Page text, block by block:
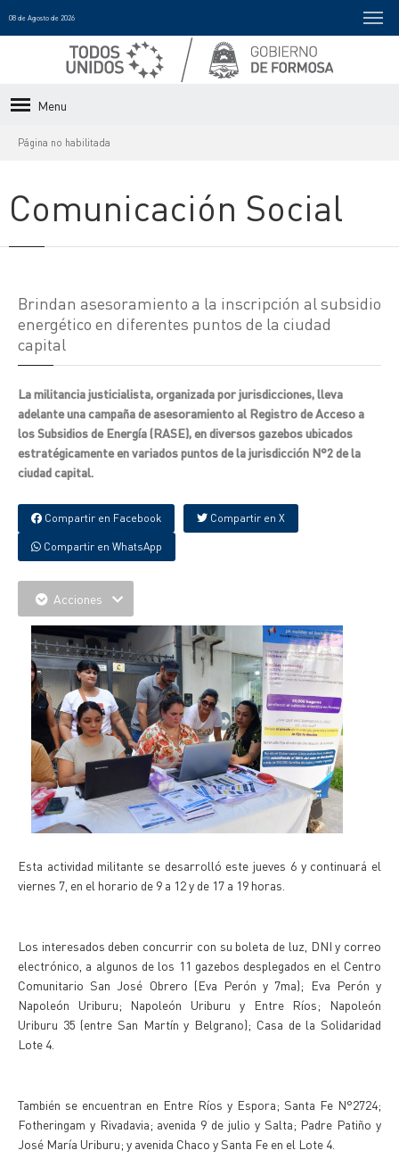
08 de Agosto de 2026
Menu
Página no habilitada
Comunicación Social
Brindan asesoramiento a la inscripción al subsidio
energético en diferentes puntos de la ciudad
capital
La militancia justicialista, organizada por jurisdicciones, lleva
adelante una campaña de asesoramiento al Registro de Acceso a
los Subsidios de Energía (RASE), en diversos gazebos ubicados
estratégicamente en variados puntos de la jurisdicción N°2 de la
ciudad capital.
Compartir en Facebook Compartir en X
Compartir en WhatsApp
Acciones
Esta actividad militante se desarrolló este jueves 6 y continuará el
viernes 7, en el horario de 9 a 12 y de 17 a 19 horas.
Los interesados deben concurrir con su boleta de luz, DNI y correo
electrónico, a algunos de los 11 gazebos desplegados en el Centro
Comunitario San José Obrero (Eva Perón y 7ma); Eva Perón y
Napoleón Uriburu; Napoleón Uriburu y Entre Ríos; Napoleón
Uriburu 35 (entre San Martín y Belgrano); Casa de la Solidaridad
Lote 4.
También se encuentran en Entre Ríos y Espora; Santa Fe N°2724;
Fotheringam y Rivadavia; avenida 9 de julio y Salta; Padre Patiño y
José María Uriburu; y avenida Chaco y Santa Fe en el Lote 4.